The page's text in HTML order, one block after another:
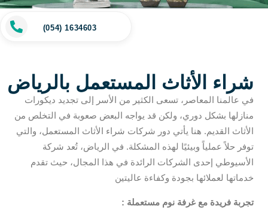
شراء الأثاث المستعمل بالرياض
في عالمنا المعاصر، تسعى الكثير من الأسر إلى تجديد ديكورات
منازلها بشكل دوري، ولكن قد يواجه البعض صعوبة في التخلص من
الأثاث القديم. هنا يأتي دور شركات شراء الأثاث المستعمل، والتي
توفر حلاً عملياً وبيئيًا لهذه المشكلة. في الرياض، تُعد شركة
الأسيوطي إحدى الشركات الرائدة في هذا المجال، حيث تقدم
خدماتها لعملائها بجودة وكفاءة عاليتين
: تجربة فريدة مع غرفة نوم مستعملة
(054) 1634603